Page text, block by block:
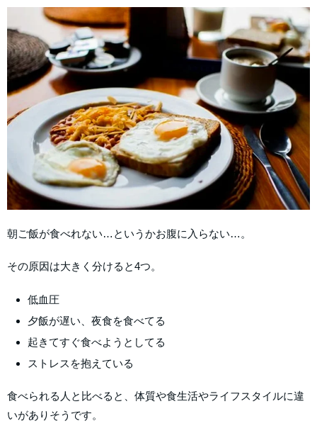
朝ご飯が食べれない…というかお腹に入らない…。
その原因は大きく分けると4つ。
低血圧
夕飯が遅い、夜食を食べてる
起きてすぐ食べようとしてる
ストレスを抱えている
食べられる人と比べると、体質や食生活やライフスタイルに違
いがありそうです。